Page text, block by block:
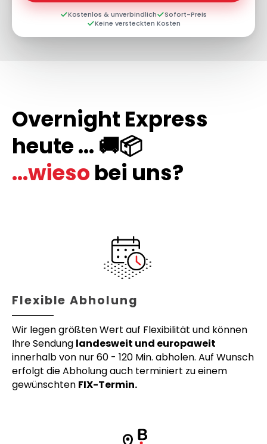
Kostenlos & unverbindlich
Sofort-Preis
Keine versteckten Kosten
Overnight Express
heute ... 🚚📦
...wieso bei uns?
Flexible Abholung
Wir legen größten Wert auf Flexibilität und können
Ihre Sendung landesweit und europaweit
innerhalb von nur 60 - 120 Min. abholen. Auf Wunsch
erfolgt die Abholung auch terminiert zu einem
gewünschten FIX-Termin.